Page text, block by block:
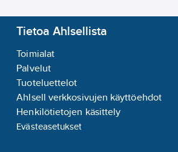
Tietoa Ahlsellista
Toimialat
Palvelut
Tuoteluettelot
Ahlsell verkkosivujen käyttöehdot
Henkilötietojen käsittely
Evästeasetukset